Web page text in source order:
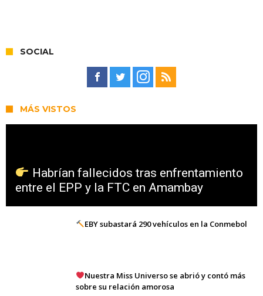
SOCIAL
MÁS VISTOS
Habrían fallecidos tras enfrentamiento
entre el EPP y la FTC en Amambay
EBY subastará 290 vehículos en la Conmebol
Nuestra Miss Universo se abrió y contó más
sobre su relación amorosa